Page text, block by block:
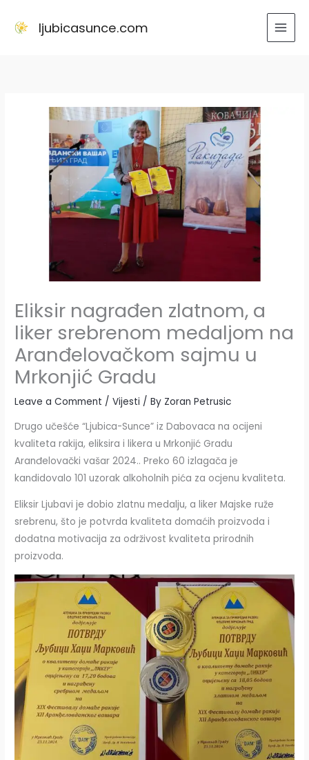
ljubicasunce.com
Eliksir nagrađen zlatnom, a
liker srebrenom medaljom na
Aranđelovačkom sajmu u
Mrkonjić Gradu
Leave a Comment /Vijesti / By Zoran Petrusic
Drugo učešće “Ljubica-Sunce” iz Dabovaca na ocijeni
kvaliteta rakija, eliksira i likera u Mrkonjić Gradu
Aranđelovački vašar 2024.. Preko 60 izlagača je
kandidovalo 101 uzorak alkoholnih pića za ocjenu kvaliteta.
Eliksir Ljubavi je dobio zlatnu medalju, a liker Majske ruže
srebrenu, što je potvrda kvaliteta domaćih proizvoda i
dodatna motivacija za održivost kvaliteta prirodnih
proizvoda.